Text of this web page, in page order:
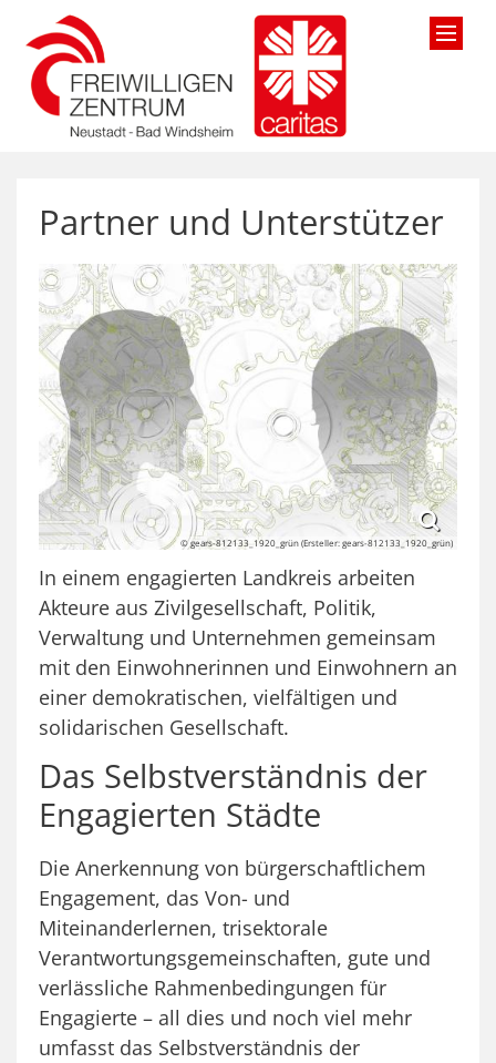
Zum Inhalt springen
Partner und Unterstützer
© gears-812133_1920_grün (Ersteller: gears-812133_1920_grün)
In einem engagierten Landkreis arbeiten
Akteure aus Zivilgesellschaft, Politik,
Verwaltung und Unternehmen gemeinsam
mit den Einwohnerinnen und Einwohnern an
einer demokratischen, vielfältigen und
solidarischen Gesellschaft.
Das Selbstverständnis der
Engagierten Städte
Die Anerkennung von bürgerschaftlichem
Engagement, das Von- und
Miteinanderlernen, trisektorale
Verantwortungsgemeinschaften, gute und
verlässliche Rahmenbedingungen für
Engagierte – all dies und noch viel mehr
umfasst das Selbstverständnis der